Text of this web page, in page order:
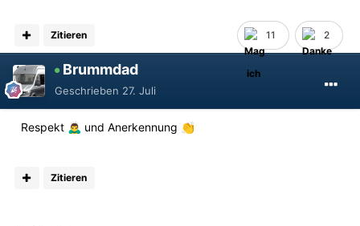
11 2
Zitieren
Brummdad
Geschrieben 27. Juli
Respekt 🙇‍♂️ und Anerkennung 👏
Zitieren